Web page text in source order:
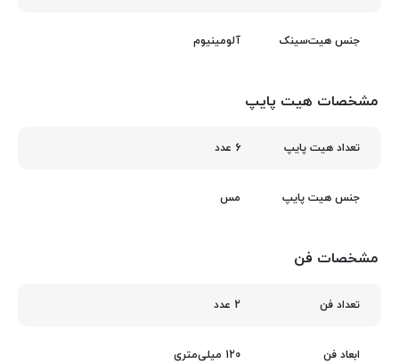
جنس هیت‌سینک آلومینیوم
مشخصات هیت پایپ
تعداد هیت پایپ 6 عدد
جنس هیت پایپ مس
مشخصات فن
تعداد فن 2 عدد
ابعاد فن 120 میلی‌متری